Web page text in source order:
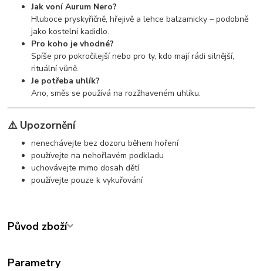
Jak voní Aurum Nero?
Hluboce pryskyřičně, hřejivě a lehce balzamicky – podobně
jako kostelní kadidlo.
Pro koho je vhodné?
Spíše pro pokročilejší nebo pro ty, kdo mají rádi silnější,
rituální vůně.
Je potřeba uhlík?
Ano, směs se používá na rozžhaveném uhlíku.
⚠️ Upozornění
nenechávejte bez dozoru během hoření
používejte na nehořlavém podkladu
uchovávejte mimo dosah dětí
používejte pouze k vykuřování
Původ zboží
Parametry